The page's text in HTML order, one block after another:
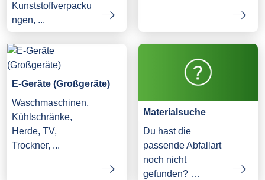
Kunststoffverpacku
ngen, ...
E-Geräte (Großgeräte)
Waschmaschinen,
Kühlschränke,
Herde, TV,
Trockner, ...
Materialsuche
Du hast die
passende Abfallart
noch nicht
gefunden? …